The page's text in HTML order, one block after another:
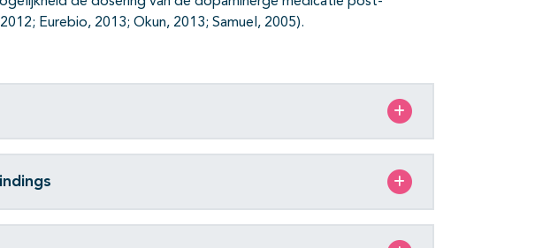
Eurebio, 2013; Okun, 2013; Samuel, 2005).